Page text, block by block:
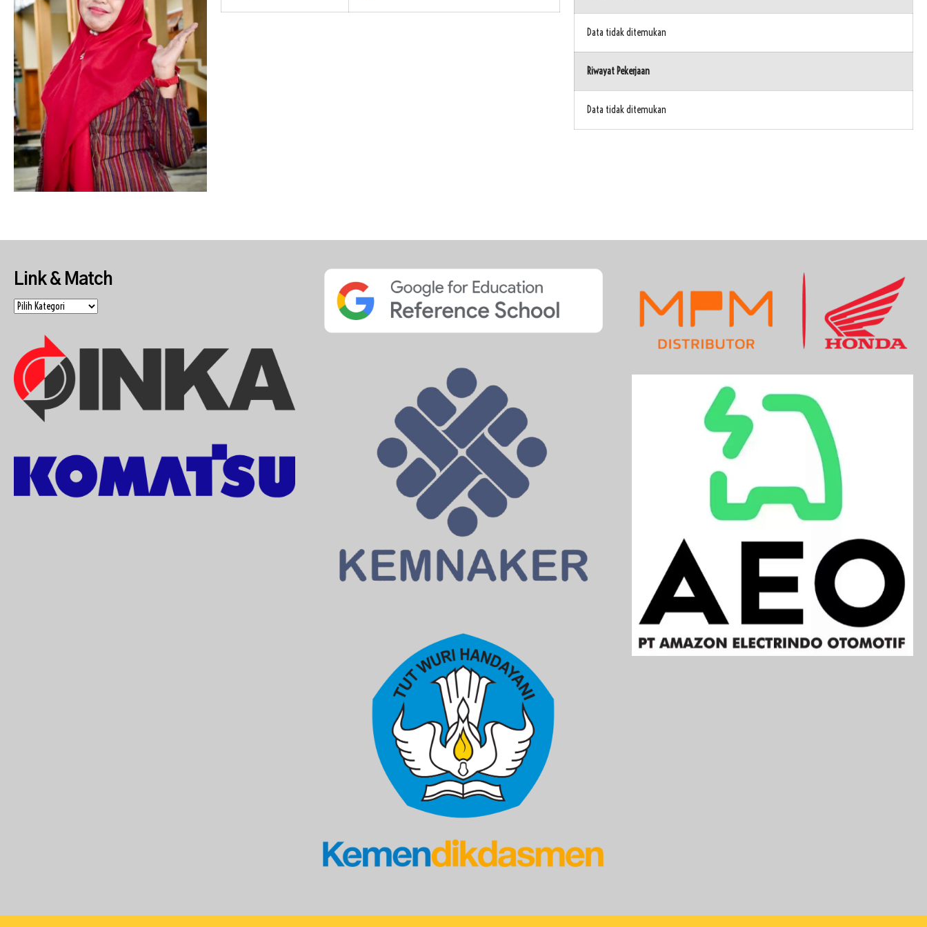
Data tidak ditemukan
Riwayat Pekerjaan
Data tidak ditemukan
Link & Match
Link